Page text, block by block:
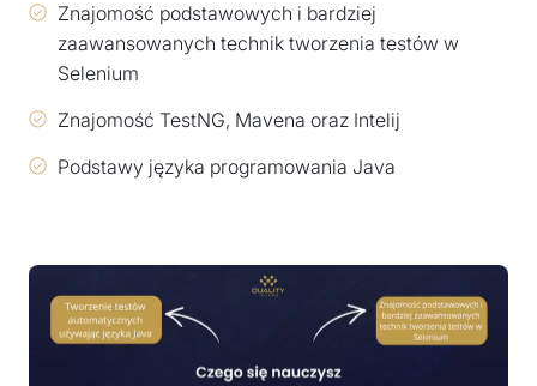
Znajomość podstawowych i bardziej
zaawansowanych technik tworzenia testów w
Selenium
Znajomość TestNG, Mavena oraz Intelij
Podstawy języka programowania Java